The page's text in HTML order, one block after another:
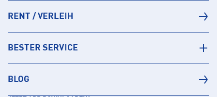
RENT / VERLEIH
BESTER SERVICE
BLOG